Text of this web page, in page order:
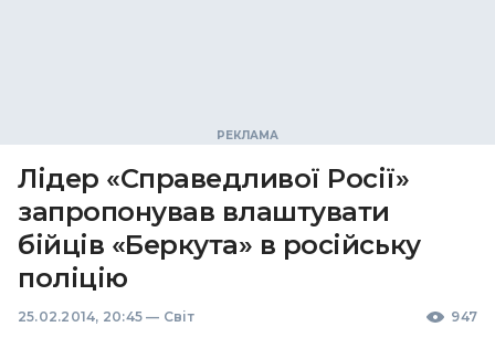
Лідер «Справедливої ​​Росії»
запропонував влаштувати
бійців «Беркута» в російську
поліцію
25.02.2014, 20:45 — Світ 947